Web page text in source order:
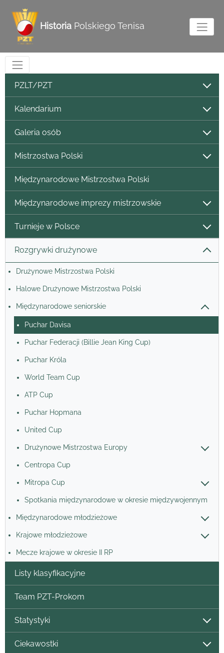
Historia Polskiego Tenisa
PZLT/PZT
Kalendarium
Galeria osób
Mistrzostwa Polski
Międzynarodowe Mistrzostwa Polski
Międzynarodowe imprezy mistrzowskie
Turnieje w Polsce
Rozgrywki drużynowe
Drużynowe Mistrzostwa Polski
Halowe Drużynowe Mistrzostwa Polski
Międzynarodowe seniorskie
Puchar Davisa
Puchar Federacji (Billie Jean King Cup)
Puchar Króla
World Team Cup
ATP Cup
Puchar Hopmana
United Cup
Drużynowe Mistrzostwa Europy
Centropa Cup
Mitropa Cup
Spotkania międzynarodowe w okresie międzywojennym
Międzynarodowe młodzieżowe
Krajowe młodzieżowe
Mecze krajowe w okresie II RP
Listy klasyfikacyjne
Team PZT-Prokom
Statystyki
Ciekawostki